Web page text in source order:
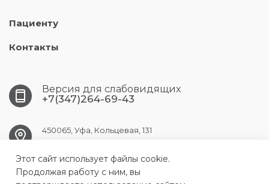
Пациенту
Контакты
Версия для слабовидящих
+7(347)264-69-43
450065, Уфа, Кольцевая, 131
ufa.gkpc@doctorrb.ru
Этот сайт использует файлы cookie.
Продолжая работу с ним, вы